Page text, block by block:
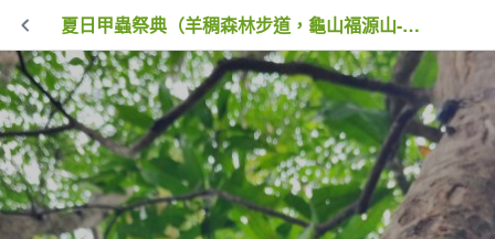
夏日甲蟲祭典（羊稠森林步道，龜山福源山-山佳車站）